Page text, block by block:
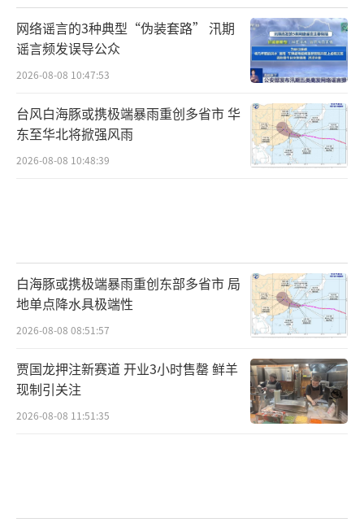
网络谣言的3种典型“伪装套路” 汛期
谣言频发误导公众
2026-08-08 10:47:53
台风白海豚或携极端暴雨重创多省市 华
东至华北将掀强风雨
2026-08-08 10:48:39
白海豚或携极端暴雨重创东部多省市 局
地单点降水具极端性
2026-08-08 08:51:57
贾国龙押注新赛道 开业3小时售罄 鲜羊
现制引关注
2026-08-08 11:51:35